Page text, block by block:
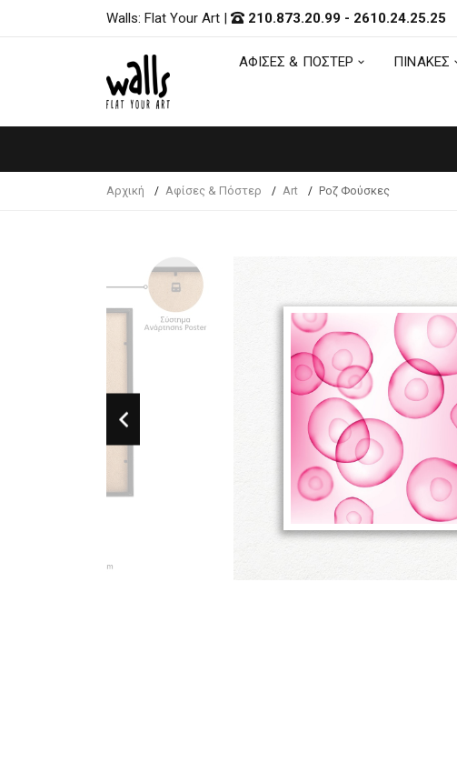
ΑΦΙΣΕΣ & ΠΟΣΤΕΡ ΠΙΝΑΚΕΣ
Walls: Flat Your Art | 210.873.20.99 - 2610.24.25.25
ΑΦΙΣΕΣ & ΠΟΣΤΕΡ ΠΙΝΑΚΕΣ
Αρχική Αφίσες & Πόστερ Art Ροζ Φούσκες